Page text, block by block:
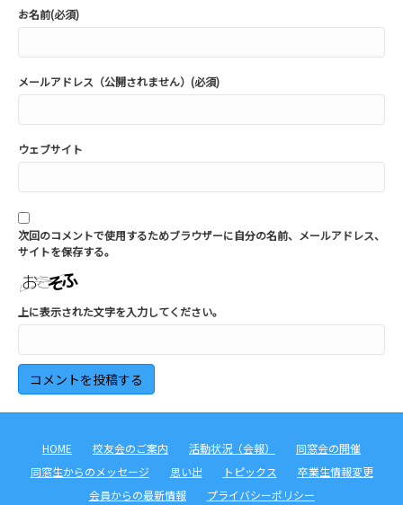
お名前(必須)
メールアドレス（公開されません）(必須)
ウェブサイト
次回のコメントで使用するためブラウザーに自分の名前、メールアドレス、
サイトを保存する。
上に表示された文字を入力してください。
HOME 校友会のご案内 活動状況（会報）
同窓会の開催
同窓生からのメッセージ
思い出 トピックス
卒業生情報変更
会員からの最新情報
プライバシーポリシー